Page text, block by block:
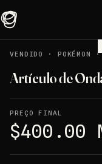
VENDIDO
· POKÉMON
Artículo de
PREÇO FINAL
$400.00